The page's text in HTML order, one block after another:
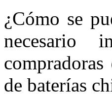
¿Cómo se
necesario
de baterías